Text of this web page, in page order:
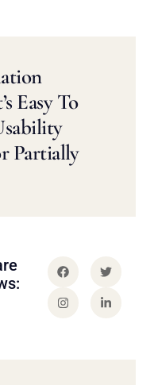
Easy To
Partially